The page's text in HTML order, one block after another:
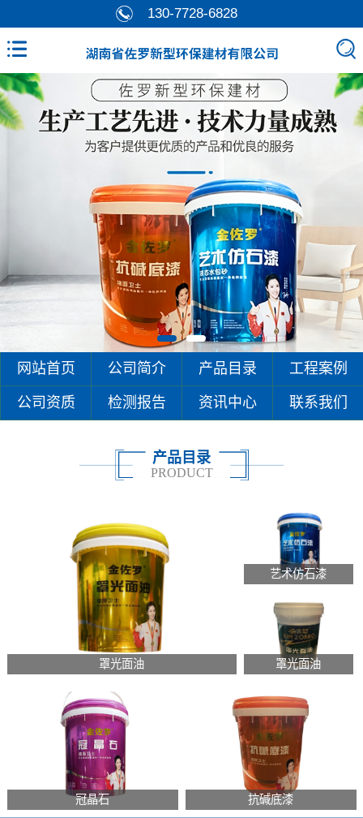
130-7728-6828
网站首页 公司简介 产品目录 工程案例
公司资质 检测报告 资讯中心 联系我们
产品目录
PRODUCT
罩光面油
艺术仿石漆
罩光面油
冠晶石 抗碱底漆